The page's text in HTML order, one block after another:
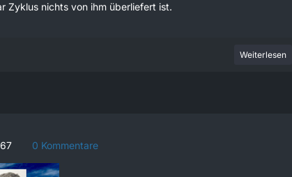
Zyklus nichts von ihm überliefert ist.
Weiterlesen
0 Kommentare